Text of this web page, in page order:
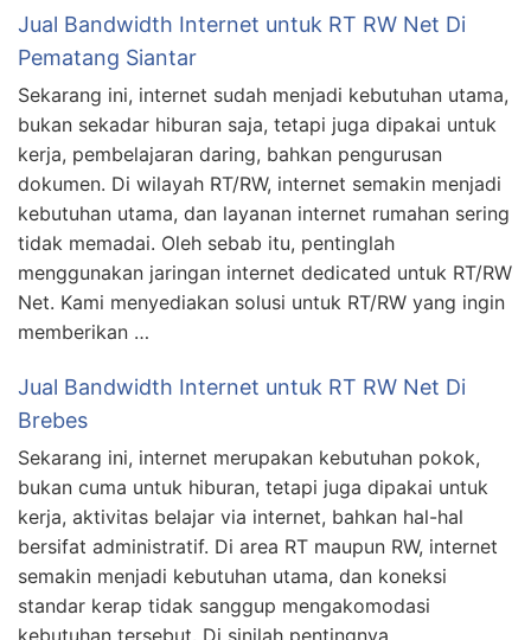
Jual Bandwidth Internet untuk RT RW Net Di
Pematang Siantar
Sekarang ini, internet sudah menjadi kebutuhan utama,
bukan sekadar hiburan saja, tetapi juga dipakai untuk
kerja, pembelajaran daring, bahkan pengurusan
dokumen. Di wilayah RT/RW, internet semakin menjadi
kebutuhan utama, dan layanan internet rumahan sering
tidak memadai. Oleh sebab itu, pentinglah
menggunakan jaringan internet dedicated untuk RT/RW
Net. Kami menyediakan solusi untuk RT/RW yang ingin
memberikan …
Jual Bandwidth Internet untuk RT RW Net Di
Brebes
Sekarang ini, internet merupakan kebutuhan pokok,
bukan cuma untuk hiburan, tetapi juga dipakai untuk
kerja, aktivitas belajar via internet, bahkan hal-hal
bersifat administratif. Di area RT maupun RW, internet
semakin menjadi kebutuhan utama, dan koneksi
standar kerap tidak sanggup mengakomodasi